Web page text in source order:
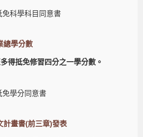
免科學科目同意書
總學分數
得抵免修習四分之一學分數。
免學分同意書
計畫書(前三章)發表